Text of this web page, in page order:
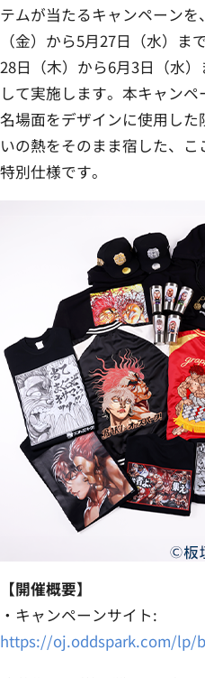
テムが当たるキャンペーンを
（金）から5月27日（水）ま
28日（木）から6月3日（水
して実施します。本キャン
名場面をデザインに使用し
いの熱をそのまま宿した、
特別仕様です。
【開催概要】
・キャンペーンサイト:
https://oj.oddspark.com/lp/